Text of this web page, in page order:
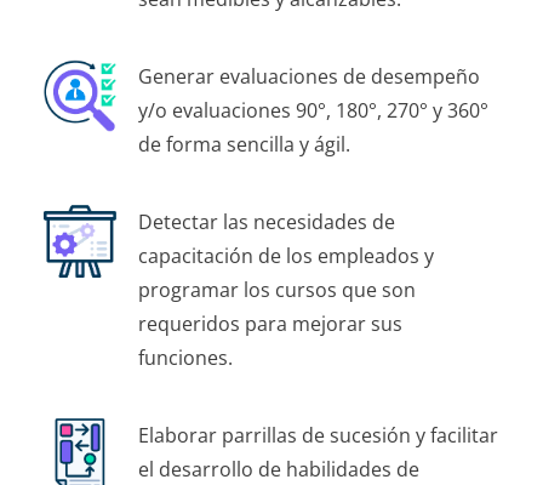
Generar evaluaciones de desempeño
y/o evaluaciones 90°, 180°, 270° y 360°
de forma sencilla y ágil.
Detectar las necesidades de
capacitación de los empleados y
programar los cursos que son
requeridos para mejorar sus
funciones.
Elaborar parrillas de sucesión y facilitar
el desarrollo de habilidades de